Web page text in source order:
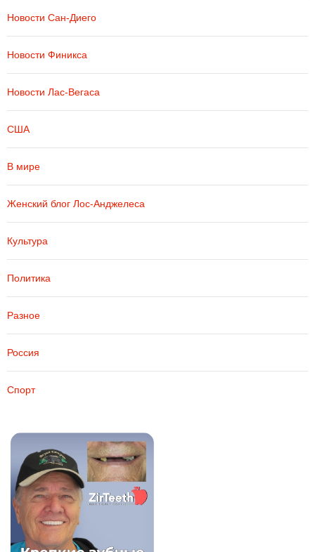
Новости Сан-Диего
Новости Финикса
Новости Лас-Вегаса
США
В мире
Женский блог Лос-Анджелеса
Культура
Политика
Разное
Россия
Спорт